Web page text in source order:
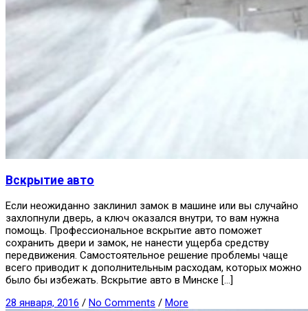
Вскрытие авто
Если неожиданно заклинил замок в машине или вы случайно
захлопнули дверь, а ключ оказался внутри, то вам нужна
помощь. Профессиональное вскрытие авто поможет
сохранить двери и замок, не нанести ущерба средству
передвижения. Самостоятельное решение проблемы чаще
всего приводит к дополнительным расходам, которых можно
было бы избежать. Вскрытие авто в Минске […]
28 января, 2016 / No Comments / More